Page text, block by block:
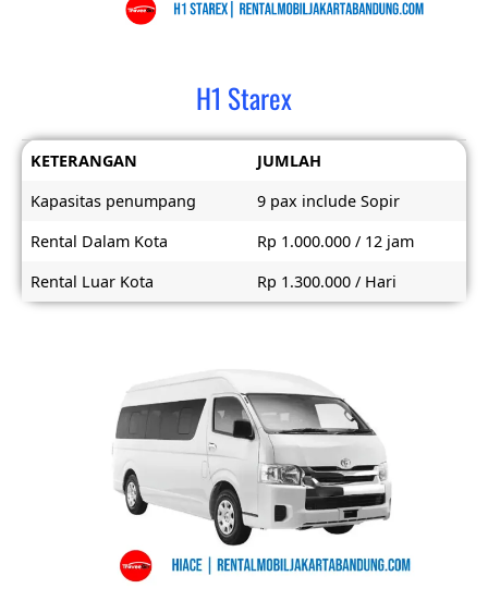
H1 Starex
KETERANGAN
JUMLAH
Kapasitas penumpang
9 pax include Sopir
Rental Dalam Kota
Rp 1.000.000 / 12 jam
Rental Luar Kota
Rp 1.300.000 / Hari